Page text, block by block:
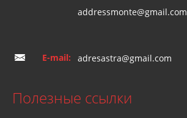
addressmonte@gmail.com
E-mail: adresastra@gmail.com
Полезные ссылки